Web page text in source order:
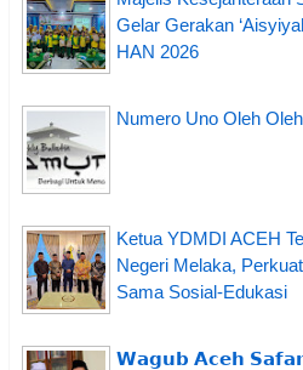
Gelar Gerakan
HAN 2026
Numero Uno Oleh
Ketua YDMDI ACEH
Negeri Melaka,
Sama Sosial-Edukasi
𝗪𝗮𝗴𝘂𝗯 𝗔𝗰𝗲𝗵